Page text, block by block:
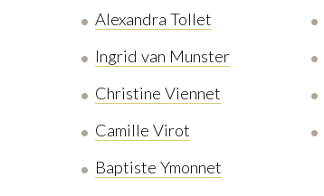
Alexandra Tollet
Ingrid van Munster
Christine Viennet
Camille Virot
Baptiste Ymonnet